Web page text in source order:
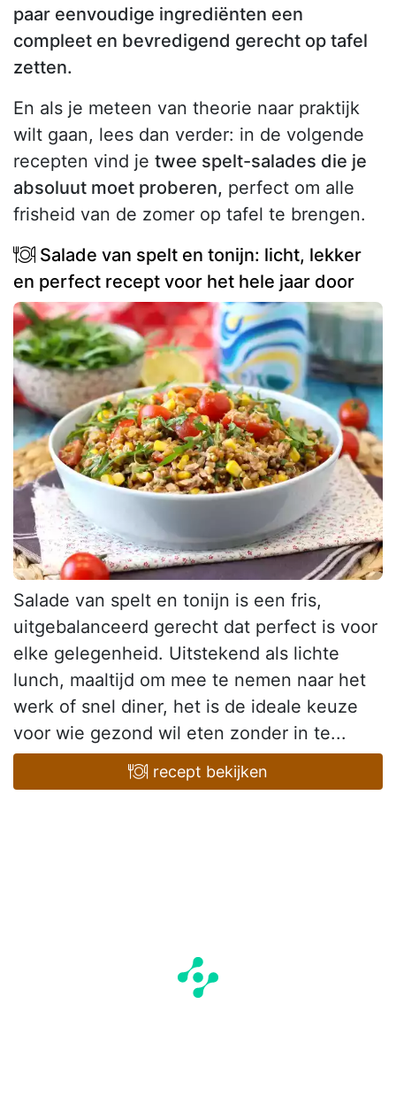
paar eenvoudige ingrediënten een
compleet en bevredigend gerecht op tafel
zetten.
En als je meteen van theorie naar praktijk
wilt gaan, lees dan verder: in de volgende
recepten vind je twee spelt-salades die je
absoluut moet proberen, perfect om alle
frisheid van de zomer op tafel te brengen.
Salade van spelt en tonijn: licht, lekker
en perfect recept voor het hele jaar door
Salade van spelt en tonijn is een fris,
uitgebalanceerd gerecht dat perfect is voor
elke gelegenheid. Uitstekend als lichte
lunch, maaltijd om mee te nemen naar het
werk of snel diner, het is de ideale keuze
voor wie gezond wil eten zonder in te...
recept bekijken